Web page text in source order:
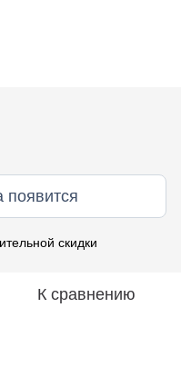
появится
скидки
К сравнению